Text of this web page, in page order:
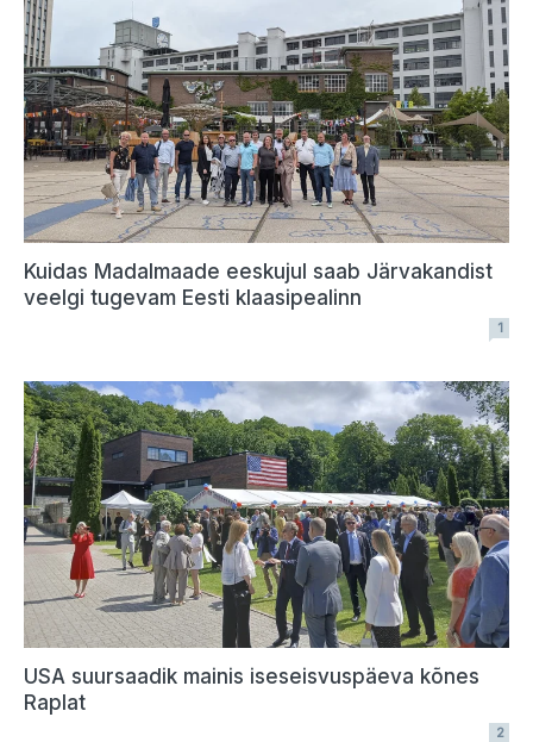
Kuidas Madalmaade eeskujul saab Järvakandist
veelgi tugevam Eesti klaasipealinn
1
USA suursaadik mainis iseseisvuspäeva kõnes
Raplat
2